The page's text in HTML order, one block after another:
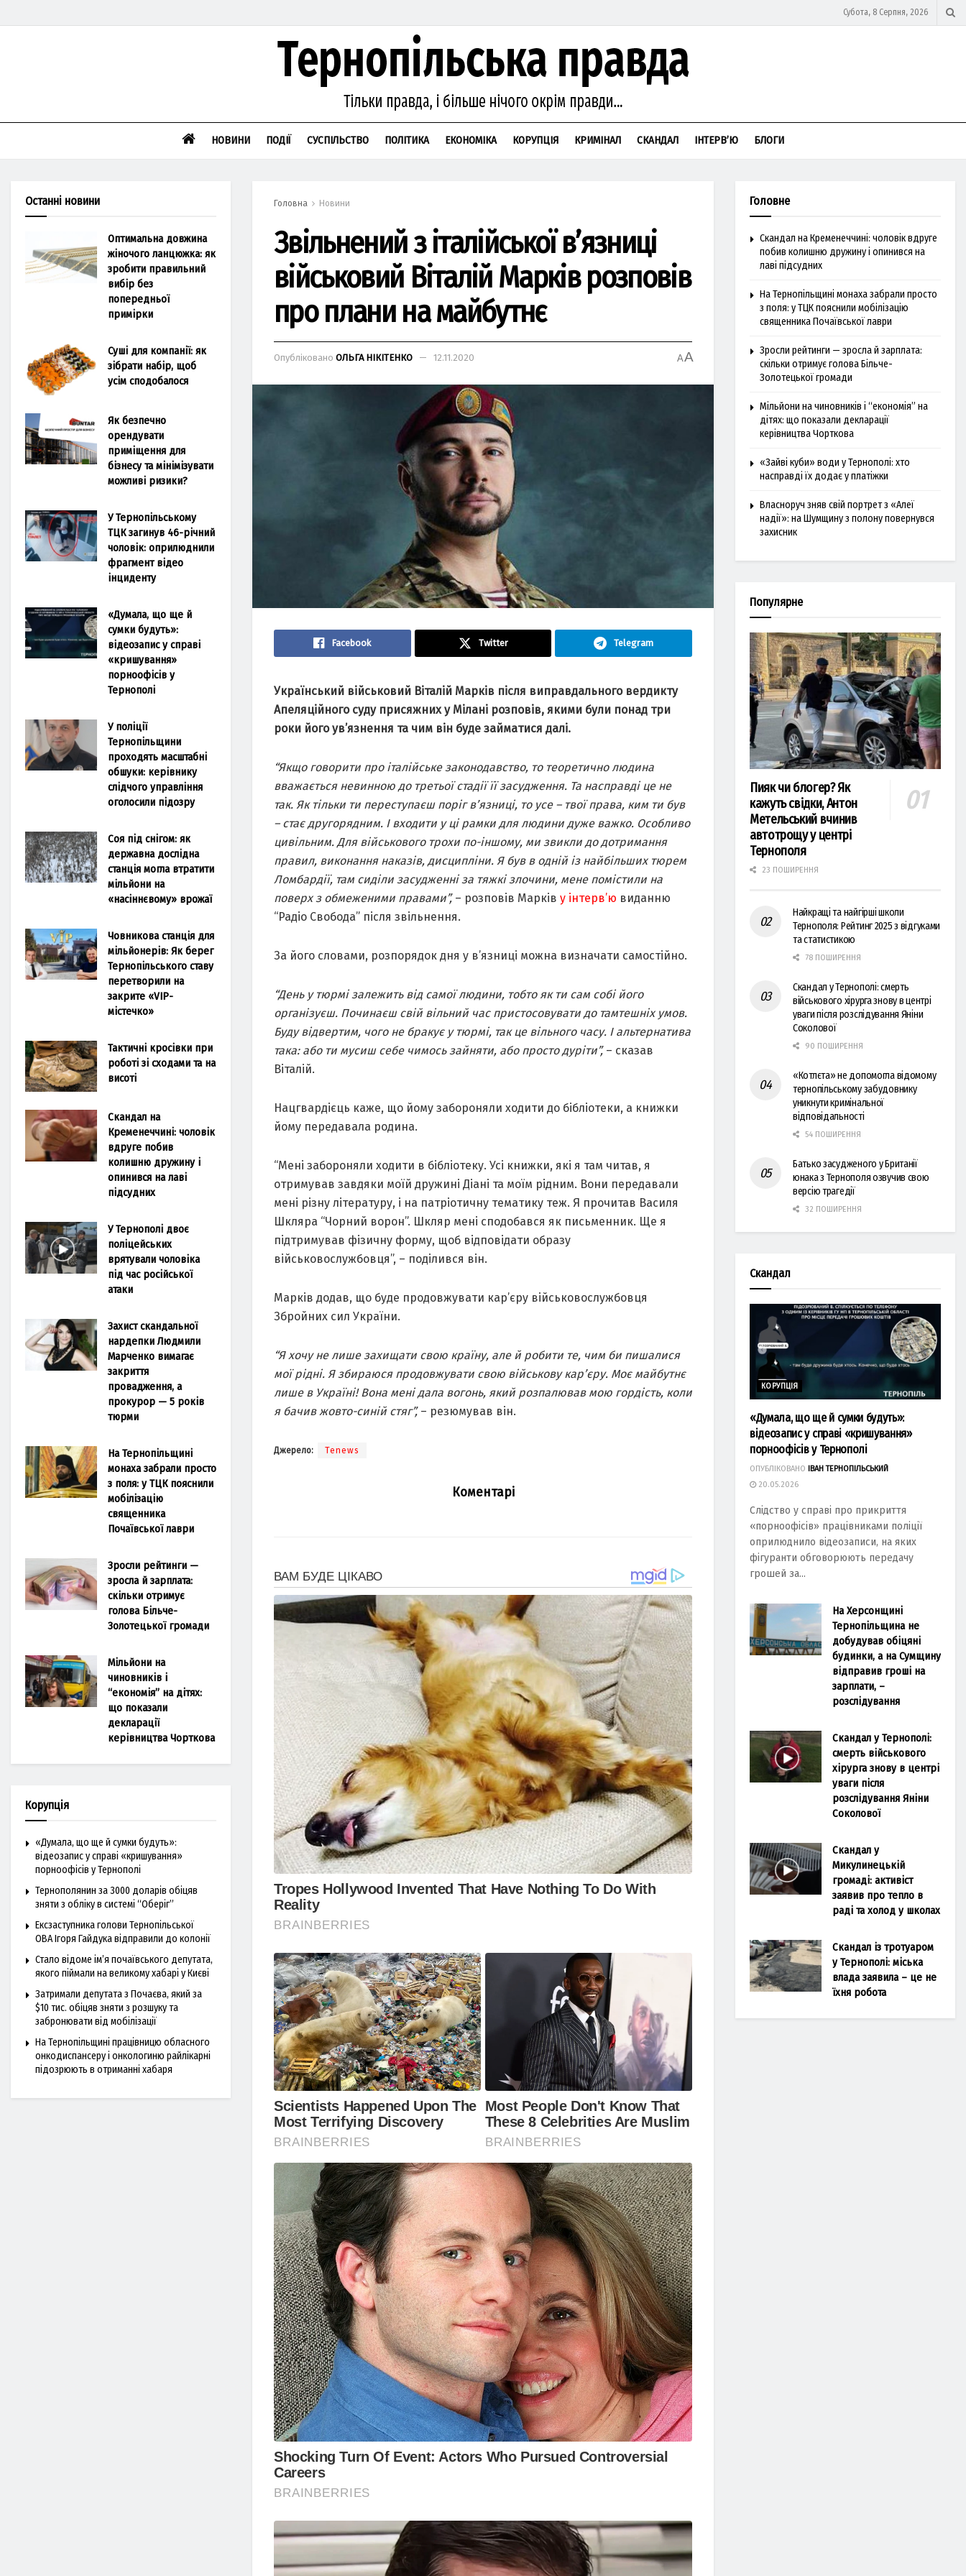
Субота, 8 Серпня, 2026
НОВИНИ ПОДІЇ СУСПІЛЬСТВО ПОЛІТИКА ЕКОНОМІКА КОРУПЦІЯ КРИМІНАЛ СКАНДАЛ ІНТЕРВ’Ю БЛОГИ
Головна Новини
Звільнений з італійської в’язниці
військовий Віталій Марків розповів
про плани на майбутнє
Опубліковано ОЛЬГА НІКІТЕНКО 12.11.2020 AA
Facebook Twitter Telegram
Український військовий Віталій Марків після виправдального вердикту
Апеляційного суду присяжних у Мілані розповів, якими були понад три
роки його ув’язнення та чим він буде займатися далі.
“Якщо говорити про італійське законодавство, то теоретично людина
вважається невинною до третьої стадії її засудження. Та насправді це не
так. Як тільки ти переступаєш поріг в’язниці, то усе – твої права, ким ти був
– стає другорядним. І входити у ці рамки для людини дуже важко. Особливо
цивільним. Для військового трохи по-іншому, ми звикли до дотримання
правил, виконання наказів, дисципліни. Я був в одній із найбільших тюрем
Ломбардії, там сиділи засудженні за тяжкі злочини, мене помістили на
поверх з обмеженими правами”,– розповів Марків у інтерв’ю виданню
“Радіо Свобода” після звільнення.
За його словами, розпорядок дня у в’язниці можна визначати самостійно.
“День у тюрмі залежить від самої людини, тобто як ти сам собі його
організуєш. Починаєш свій вільний час пристосовувати до тамтешніх умов.
Буду відвертим, чого не бракує у тюрмі, так це вільного часу. І альтернатива
така: або ти мусиш себе чимось зайняти, або просто дуріти”,– сказав
Віталій.
Нацгвардієць каже, що йому забороняли ходити до бібліотеки, а книжки
йому передавала родина.
“Мені забороняли ходити в бібліотеку. Усі книжки, які я там читав, я
отримував завдяки моїй дружині Діані та моїм рідним. Вони передавали
мені різну літературу, і на патріотичну тематику теж. Я прочитав Василя
Шкляра “Чорний ворон”. Шкляр мені сподобався як письменник. Ще я
підтримував фізичну форму, щоб відповідати образу
військовослужбовця”, – поділився він.
Марків додав, що буде продовжувати кар’єру військовослужбовця
Збройних сил України.
“Я хочу не лише захищати свою країну, але й робити те, чим би пишалися
мої рідні. Я збираюся продовжувати свою військову кар’єру. Моє майбутнє
лише в Україні! Вона мені дала вогонь, який розпалював мою гордість, коли
я бачив жовто-синій стяг”,– резюмував він.
Джерело: Tenews
Коментарі
Останні новини
Оптимальна довжина
жіночого ланцюжка: як
зробити правильний
вибір без
попередньої
примірки
Суші для компанії: як
зібрати набір, щоб
усім сподобалося
Як безпечно
орендувати
приміщення для
бізнесу та мінімізувати
можливі ризики?
У Тернопільському
ТЦК загинув 46-річний
чоловік: оприлюднили
фрагмент відео
інциденту
«Думала, що ще й
сумки будуть»:
відеозапис у справі
«кришування»
порноофісів у
Тернополі
У поліції
Тернопільщини
проходять масштабні
обшуки: керівнику
слідчого управління
оголосили підозру
Соя під снігом: як
державна дослідна
станція могла втратити
мільйони на
«насіннєвому» врожаї
Човникова станція для
мільйонерів: Як берег
Тернопільського ставу
перетворили на
закрите «VIP-
містечко»
Тактичні кросівки при
роботі зі сходами та на
висоті
Скандал на
Кременеччині: чоловік
вдруге побив
колишню дружину і
опинився на лаві
підсудних
У Тернополі двоє
поліцейських
врятували чоловіка
під час російської
атаки
Захист скандальної
нардепки Людмили
Марченко вимагає
закриття
провадження, а
прокурор — 5 років
тюрми
На Тернопільщині
монаха забрали просто
з поля: у ТЦК пояснили
мобілізацію
священника
Почаївської лаври
Зросли рейтинги —
зросла й зарплата:
скільки отримує
голова Більче-
Золотецької громади
Мільйони на
чиновників і
“економія” на дітях:
що показали
декларації
керівництва Чорткова
Корупція
«Думала, що ще й сумки будуть»:
відеозапис у справі «кришування»
порноофісів у Тернополі
Тернополянин за 3000 доларів обіцяв
зняти з обліку в системі “Оберіг”
Ексзаступника голови Тернопільської
ОВА Ігоря Гайдука відправили до колонії
Стало відоме ім’я почаївського депутата,
якого піймали на великому хабарі у Києві
Затримали депутата з Почаєва, який за
$10 тис. обіцяв зняти з розшуку та
забронювати від мобілізації
На Тернопільщині працівницю обласного
онкодиспансеру і онкологиню райлікарні
підозрюють в отриманні хабаря
Головне
Скандал на Кременеччині: чоловік вдруге
побив колишню дружину і опинився на
лаві підсудних
На Тернопільщині монаха забрали просто
з поля: у ТЦК пояснили мобілізацію
священника Почаївської лаври
Зросли рейтинги — зросла й зарплата:
скільки отримує голова Більче-
Золотецької громади
Мільйони на чиновників і “економія” на
дітях: що показали декларації
керівництва Чорткова
«Зайві куби» води у Тернополі: хто
насправді їх додає у платіжки
Власноруч зняв свій портрет з «Алеї
надії»: на Шумщину з полону повернувся
захисник
Популярне
Пияк чи блогер? Як
кажуть свідки, Антон
Метельський вчинив
автотрощу у центрі
Тернополя
23 ПОШИРЕННЯ
Найкращі та найгірші школи
Тернополя: Рейтинг 2025 з відгуками
та статистикою
78 ПОШИРЕННЯ
Скандал у Тернополі: смерть
військового хірурга знову в центрі
уваги після розслідування Яніни
Соколової
90 ПОШИРЕННЯ
«Котлєта» не допомогла відомому
тернопільському забудовнику
уникнути кримінальної
відповідальності
54 ПОШИРЕННЯ
Батько засудженого у Британії
юнака з Тернополя озвучив свою
версію трагедії
32 ПОШИРЕННЯ
Скандал
КОРУПЦІЯ
«Думала, що ще й сумки будуть»:
відеозапис у справі «кришування»
порноофісів у Тернополі
ОПУБЛІКОВАНО
ІВАН ТЕРНОПІЛЬСЬКИЙ
20.05.2026
Слідство у справі про прикриття
«порноофісів» працівниками поліції
оприлюднило відеозаписи, на яких
фігуранти обговорюють передачу
грошей за...
На Херсонщині
Тернопільщина не
добудував обіцяні
будинки, а на Сумщину
відправив гроші на
зарплати, –
розслідування
Скандал у Тернополі:
смерть військового
хірурга знову в центрі
уваги після
розслідування Яніни
Соколової
Скандал у
Микулинецькій
громаді: активіст
заявив про тепло в
раді та холод у школах
Скандал із тротуаром
у Тернополі: міська
влада заявила – це не
їхня робота